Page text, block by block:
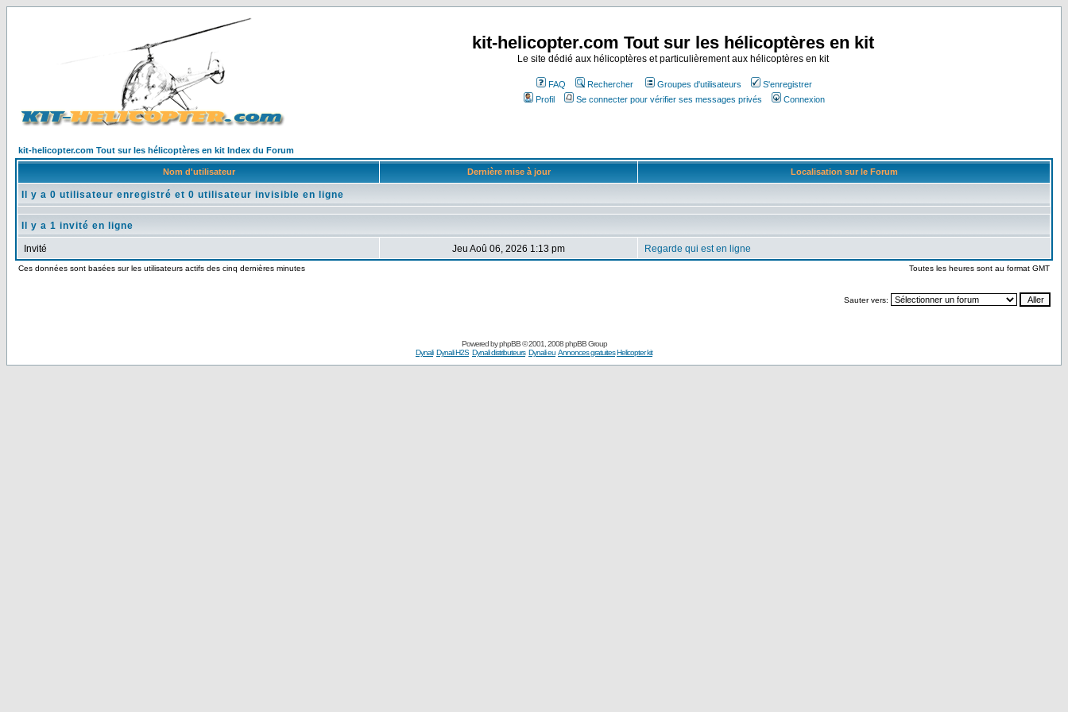
kit-helicopter.com Tout sur les hélicoptères en kit
Le site dédié aux hélicoptères et particulièrement aux hélicoptères en kit
FAQ Rechercher Groupes d'utilisateurs
S'enregistrer
Profil
Se connecter pour vérifier ses messages privés Connexion
kit-helicopter.com Tout sur les hélicoptères en kit Index du Forum
Nom d'utilisateur Dernière mise à jour Localisation sur le Forum
Il y a 0 utilisateur enregistré et 0 utilisateur invisible en ligne
Il y a 1 invité en ligne
Invité Jeu Aoû 06, 2026 1:13 pm Regarde qui est en ligne
Ces données sont basées sur les utilisateurs actifs des cinq dernières minutes Toutes les heures sont au format GMT
Sauter vers:
Powered byphpBB© 2001, 2008 phpBB Group
Dynali Dynali H2S Dynali distributeurs Dynali eu Annonces gratuitesHelicopter kit